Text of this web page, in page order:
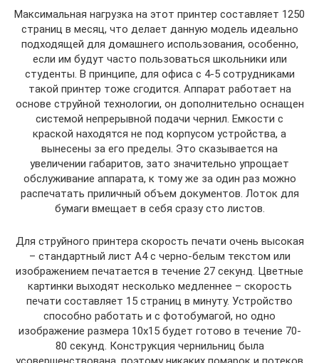
Максимальная нагрузка на этот принтер составляет 1250
страниц в месяц, что делает данную модель идеально
подходящей для домашнего использования, особенно,
если им будут часто пользоваться школьники или
студенты. В принципе, для офиса с 4-5 сотрудниками
такой принтер тоже сгодится. Аппарат работает на
основе струйной технологии, он дополнительно оснащен
системой непрерывной подачи чернил. Емкости с
краской находятся не под корпусом устройства, а
вынесены за его пределы. Это сказывается на
увеличении габаритов, зато значительно упрощает
обслуживание аппарата, к тому же за один раз можно
распечатать приличный объем документов. Лоток для
бумаги вмещает в себя сразу сто листов.
Для струйного принтера скорость печати очень высокая
– стандартный лист А4 с черно-белым текстом или
изображением печатается в течение 27 секунд. Цветные
картинки выходят несколько медленнее – скорость
печати составляет 15 страниц в минуту. Устройство
способно работать и с фотобумагой, но одно
изображение размера 10х15 будет готово в течение 70-
80 секунд. Конструкция чернильниц была